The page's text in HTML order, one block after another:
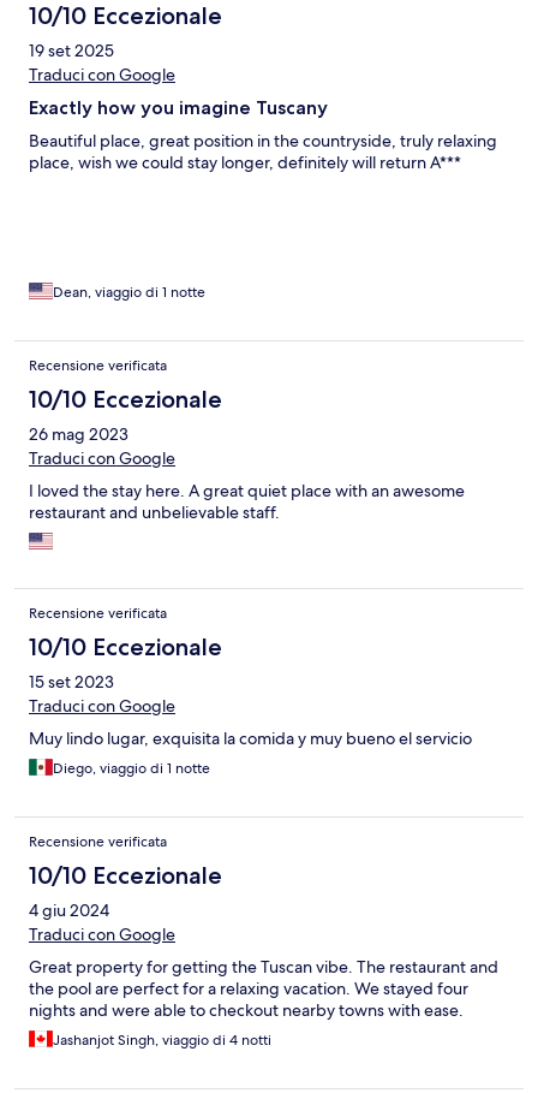
10/10 Eccezionale
19 set 2025
Traduci con Google
Exactly how you imagine Tuscany
Beautiful place, great position in the countryside, truly relaxing
place, wish we could stay longer, definitely will return A***
Dean, viaggio di 1 notte
Recensione verificata
10/10 Eccezionale
26 mag 2023
Traduci con Google
I loved the stay here. A great quiet place with an awesome
restaurant and unbelievable staff.
Recensione verificata
10/10 Eccezionale
15 set 2023
Traduci con Google
Muy lindo lugar, exquisita la comida y muy bueno el servicio
Diego, viaggio di 1 notte
Recensione verificata
10/10 Eccezionale
4 giu 2024
Traduci con Google
Great property for getting the Tuscan vibe. The restaurant and
the pool are perfect for a relaxing vacation. We stayed four
nights and were able to checkout nearby towns with ease.
Jashanjot Singh, viaggio di 4 notti